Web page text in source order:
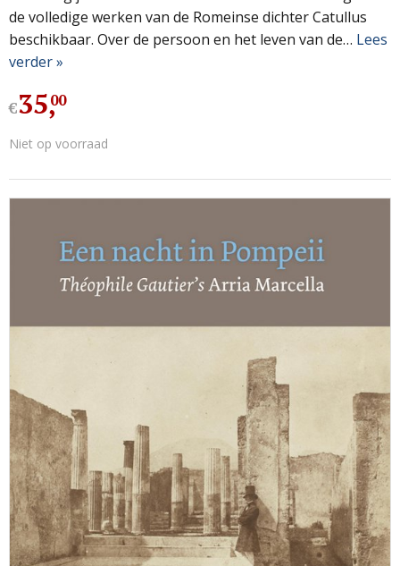
de volledige werken van de Romeinse dichter Catullus
beschikbaar. Over de persoon en het leven van de… Lees
verder »
€35,00
Niet op voorraad